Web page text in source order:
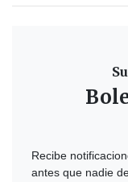
Recibe
antes que nadie